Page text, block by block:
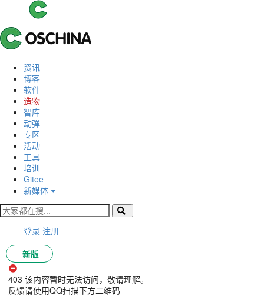
资讯
博客
软件
造物
智库
动弹
专区
活动
工具
培训
Gitee
新媒体
登录 注册
新版
403 该内容暂时无法访问，敬请理解。
反馈请使用QQ扫描下方二维码